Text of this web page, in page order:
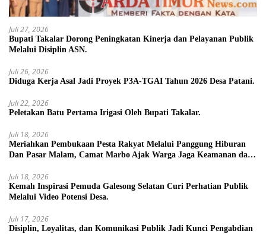
Juli 27, 2026
Bupati Takalar Dorong Peningkatan Kinerja dan Pelayanan Publik
Melalui Disiplin ASN.
Juli 26, 2026
Diduga Kerja Asal Jadi Proyek P3A-TGAI Tahun 2026 Desa Patani.
Juli 22, 2026
Peletakan Batu Pertama Irigasi Oleh Bupati Takalar.
Juli 18, 2026
Meriahkan Pembukaan Pesta Rakyat Melalui Panggung Hiburan
Dan Pasar Malam, Camat Marbo Ajak Warga Jaga Keamanan dan
Juli 18, 2026
Kemah Inspirasi Pemuda Galesong Selatan Curi Perhatian Publik
Melalui Video Potensi Desa.
Juli 17, 2026
Disiplin, Loyalitas, dan Komunikasi Publik Jadi Kunci Pengabdian